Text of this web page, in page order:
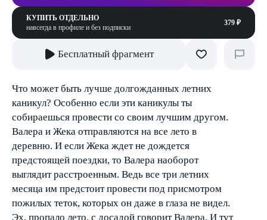
КУПИТЬ ОТДЕЛЬНО
навсегда в профиле и без подписки
379 ₽
Бесплатный фрагмент
Что может быть лучше долгожданных летних
каникул? Особенно если эти каникулы ты
собираешься провести со своим лучшим другом.
Валера и Жека отправляются на все лето в
деревню. И если Жека ждет не дождется
предстоящей поездки, то Валера наоборот
выглядит расстроенным. Ведь все три летних
месяца им предстоит провести под присмотром
пожилых теток, которых он даже в глаза не видел.
Эх, пропало лето, с досадой говорит Валера. И тут